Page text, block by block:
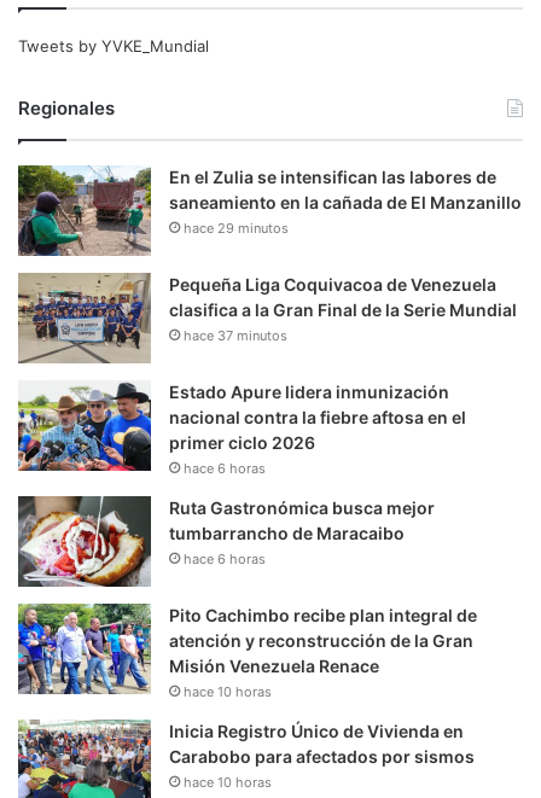
Tweets by YVKE_Mundial
Regionales
En el Zulia se intensifican las labores de
saneamiento en la cañada de El Manzanillo
hace 29 minutos
Pequeña Liga Coquivacoa de Venezuela
clasifica a la Gran Final de la Serie Mundial
hace 37 minutos
Estado Apure lidera inmunización
nacional contra la fiebre aftosa en el
primer ciclo 2026
hace 6 horas
Ruta Gastronómica busca mejor
tumbarrancho de Maracaibo
hace 6 horas
Pito Cachimbo recibe plan integral de
atención y reconstrucción de la Gran
Misión Venezuela Renace
hace 10 horas
Inicia Registro Único de Vivienda en
Carabobo para afectados por sismos
hace 10 horas